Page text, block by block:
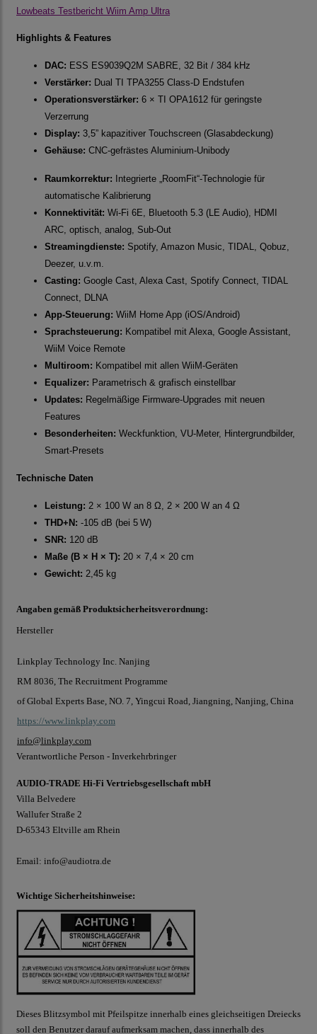
Lowbeats Testbericht Wiim Amp Ultra
Highlights & Features
DAC: ESS ES9039Q2M SABRE, 32 Bit / 384 kHz
Verstärker: Dual TI TPA3255 Class-D Endstufen
Operationsverstärker: 6 × TI OPA1612 für geringste
Verzerrung
Display: 3,5” kapazitiver Touchscreen (Glasabdeckung)
Gehäuse: CNC-gefrästes Aluminium-Unibody
Raumkorrektur: Integrierte „RoomFit“-Technologie für
automatische Kalibrierung
Konnektivität: Wi-Fi 6E, Bluetooth 5.3 (LE Audio), HDMI
ARC, optisch, analog, Sub-Out
Streamingdienste: Spotify, Amazon Music, TIDAL, Qobuz,
Deezer, u.v.m.
Casting: Google Cast, Alexa Cast, Spotify Connect, TIDAL
Connect, DLNA
App-Steuerung: WiiM Home App (iOS/Android)
Sprachsteuerung: Kompatibel mit Alexa, Google Assistant,
WiiM Voice Remote
Multiroom: Kompatibel mit allen WiiM-Geräten
Equalizer: Parametrisch & grafisch einstellbar
Updates: Regelmäßige Firmware-Upgrades mit neuen
Features
Besonderheiten: Weckfunktion, VU-Meter, Hintergrundbilder,
Smart-Presets
Technische Daten
Leistung: 2 × 100 W an 8 Ω, 2 × 200 W an 4 Ω
THD+N: -105 dB (bei 5 W)
SNR: 120 dB
Maße (B × H × T): 20 × 7,4 × 20 cm
Gewicht: 2,45 kg
Angaben gemäß Produktsicherheitsverordnung:
Hersteller
Linkplay Technology Inc. Nanjing
RM 8036, The Recruitment Programme
of Global Experts Base, NO. 7, Yingcui Road, Jiangning, Nanjing, China
https://www.linkplay.com
info@linkplay.com
Verantwortliche Person - Inverkehrbringer
AUDIO-TRADE Hi-Fi Vertriebsgesellschaft mbH
Villa Belvedere
Wallufer Straße 2
D-65343 Eltville am Rhein
Email: info@audiotra.de
Wichtige Sicherheitshinweise:
Dieses Blitzsymbol mit Pfeilspitze innerhalb eines gleichseitigen Dreiecks
soll den Benutzer darauf aufmerksam machen, dass innerhalb des